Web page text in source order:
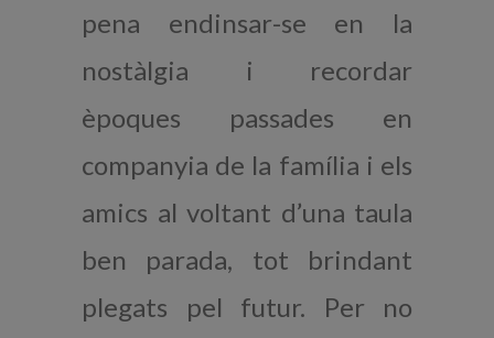
pena endinsar-se en la
nostàlgia i recordar
èpoques passades en
companyia de la família i els
amics al voltant d’una taula
ben parada, tot brindant
plegats pel futur. Per no